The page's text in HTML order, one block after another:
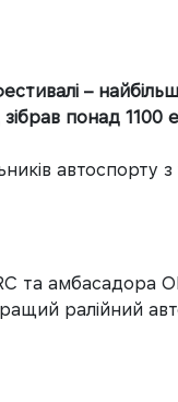
–
понад 1100
автоспорту
та амбасадора
ралійний